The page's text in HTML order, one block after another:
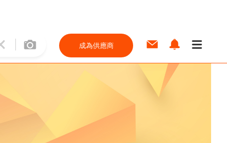
成為供應商